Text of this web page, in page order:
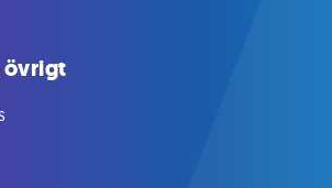
övrigt